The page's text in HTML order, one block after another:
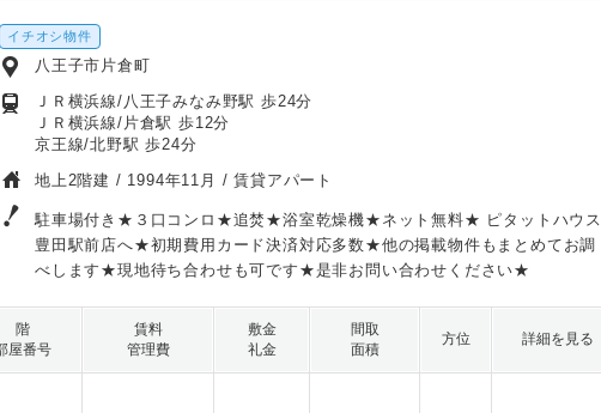
イチオシ物件
八王子市片倉町
ＪＲ横浜線/八王子みなみ野駅 歩24分
ＪＲ横浜線/片倉駅 歩12分
京王線/北野駅 歩24分
地上2階建 / 1994年11月 / 賃貸アパート
駐車場付き★３口コンロ★追焚★浴室乾燥機★ネット無料★ ピタットハウス
豊田駅前店へ★初期費用カード決済対応多数★他の掲載物件もまとめてお調
べします★現地待ち合わせも可です★是非お問い合わせください★
階
屋番号
賃料
管理費
敷金
礼金
間取
面積
方位 詳細を見る